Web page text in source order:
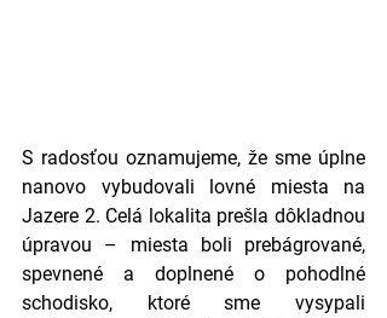
S radosťou oznamujeme, že sme úplne
nanovo vybudovali lovné miesta na
Jazere 2. Celá lokalita prešla dôkladnou
úpravou – miesta boli prebágrované,
spevnené a doplnené o pohodlné
schodisko, ktoré sme vysypali